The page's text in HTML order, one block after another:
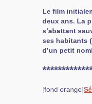
Le film
deux ans. La
s’abattant
ses habitants
d’un petit
[fond orange]